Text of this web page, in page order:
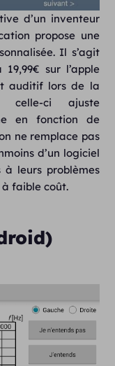
d’un inventeur
propose une
Il s’agit
sur l’apple
auditif lors de la
celle-ci ajuste
en fonction de
ne remplace pas
d’un logiciel
à leurs problèmes
faible coût.